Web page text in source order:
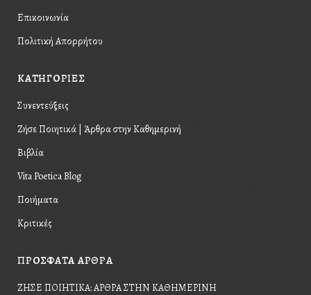
Επικοινωνία
Πολιτική Απορρήτου
KΑΤΗΓΟΡΙΕΣ
Συνεντεύξεις
Ζήσε Ποιητικά | Άρθρα στην Καθημερινή
Βιβλία
Vita Poetica Blog
Ποιήματα
Κριτικές
ΠΡΟΣΦΑΤΑ ΑΡΘΡΑ
ΖΉΣΕ ΠΟΙΗΤΙΚΆ: ΆΡΘΡΑ ΣΤΗΝ ΚΑΘΗΜΕΡΙΝΉ